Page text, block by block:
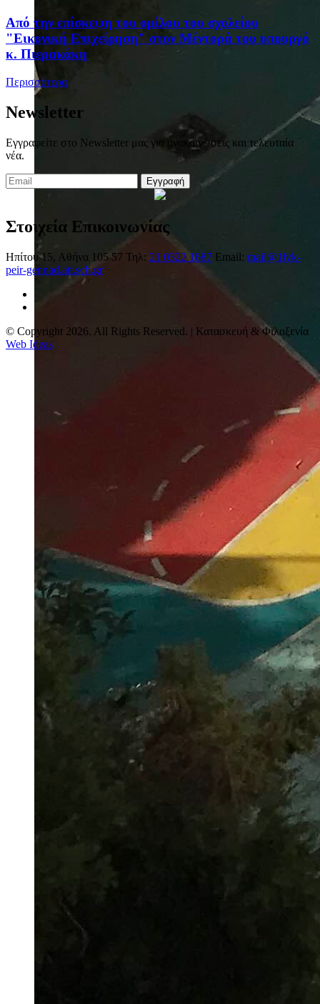
Από την επίσκεψη του ομίλου του σχολείου
"Εικονική Επιχείρηση" στον Μέντορά του υπουργό
κ. Πιερακάκη
Περισσότερα
Newsletter
Εγγραφείτε στο Newsletter μας για ανακοινώσεις και τελευταία
νέα.
Εγγραφή
Στοιχεία Επικοινωνίας
Ηπίτου 15, Αθήνα 105 57 Τηλ: 21 0322 1687 Email: mail@1lyk-
peir-gennad.att.sch.gr
© Copyright 2026. All Rights Reserved. | Κατασκευή & Φιλοξενία
Web Ideas